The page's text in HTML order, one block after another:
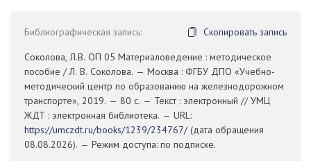
Библиографическая запись:
Скопировать запись
Соколова, Л.В. ОП 05 Материаловедение : методическое
пособие / Л. В. Соколова. — Москва : ФГБУ ДПО «Учебно-
методический центр по образованию на железнодорожном
транспорте», 2019. — 80 с. — Текст : электронный // УМЦ
ЖДТ : электронная библиотека. — URL:
https://umczdt.ru/books/1239/234767/(дата обращения
08.08.2026). — Режим доступа: по подписке.